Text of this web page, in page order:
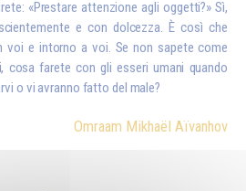
«Prestare attenzione agli oggetti?» Sì,
e con dolcezza. È così che
voi e intorno a voi. Se non sapete come
cosa farete con gli esseri umani quando
o vi avranno fatto del male?
Omraam Mikhaël Aïvanhov